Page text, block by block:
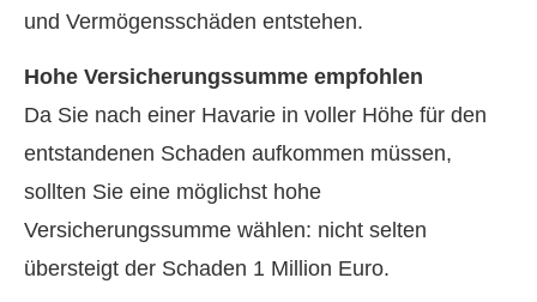
und Vermögensschäden entstehen.
Hohe Versicherungssumme empfohlen
Da Sie nach einer Havarie in voller Höhe für den
entstandenen Schaden aufkommen müssen,
sollten Sie eine möglichst hohe
Versicherungssumme wählen: nicht selten
übersteigt der Schaden 1 Million Euro.